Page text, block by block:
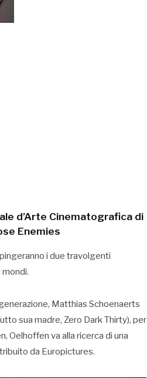
d’Arte Cinematografica di
Enemies
i due travolgenti
Matthias Schoenaerts
sua madre, Zero Dark Thirty), per
Oelhoffen va alla ricerca di una
da Europictures.